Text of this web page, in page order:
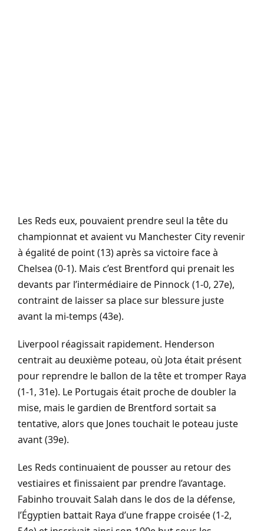
Les Reds eux, pouvaient prendre seul la tête du
championnat et avaient vu Manchester City revenir
à égalité de point (13) après sa victoire face à
Chelsea (0-1). Mais c’est Brentford qui prenait les
devants par l’intermédiaire de Pinnock (1-0, 27e),
contraint de laisser sa place sur blessure juste
avant la mi-temps (43e).
Liverpool réagissait rapidement. Henderson
centrait au deuxième poteau, où Jota était présent
pour reprendre le ballon de la tête et tromper Raya
(1-1, 31e). Le Portugais était proche de doubler la
mise, mais le gardien de Brentford sortait sa
tentative, alors que Jones touchait le poteau juste
avant (39e).
Les Reds continuaient de pousser au retour des
vestiaires et finissaient par prendre l’avantage.
Fabinho trouvait Salah dans le dos de la défense,
l’Égyptien battait Raya d’une frappe croisée (1-2,